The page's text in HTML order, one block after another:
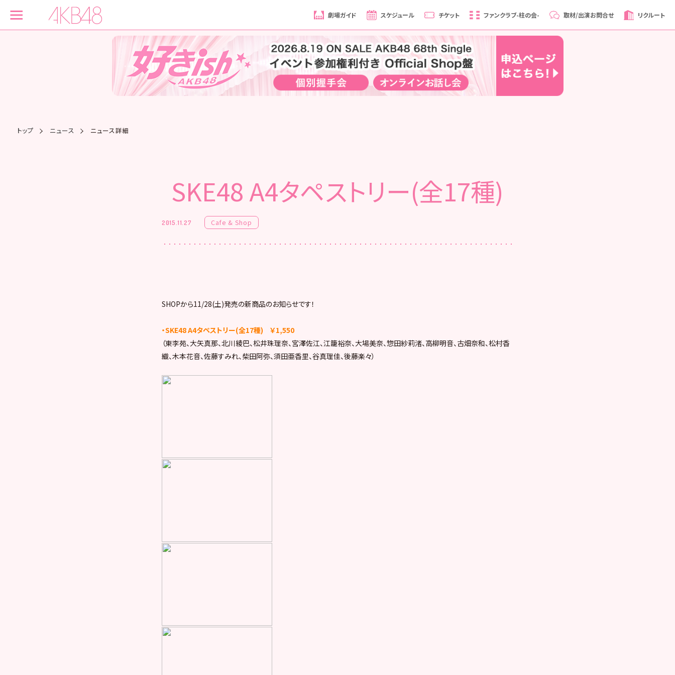
劇場ガイド スケジュール チケット ファンクラブ-柱の会- 取材/出演お問合せ リクルート
トップ ニュース ニュース詳細
SKE48 A4タペストリー(全17種)
2015.11.27 Cafe & Shop
SHOPから11/28(土)発売の新商品のお知らせです！
・SKE48 A4タペストリー(全17種) ￥1,550
（東李苑、大矢真那、北川綾巴、松井珠理奈、宮澤佐江、江籠裕奈、大場美奈、惣田紗莉渚、高柳明音、古畑奈和、松村香
織、木本花音、佐藤すみれ、柴田阿弥、須田亜香里、谷真理佳、後藤楽々）